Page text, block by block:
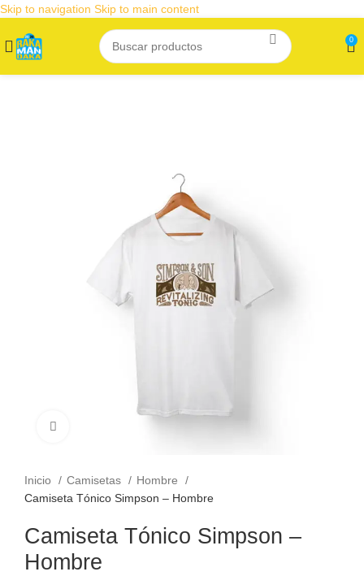
Skip to navigation Skip to main content
0
Inicio Camisetas
Hombre
Camiseta Tónico Simpson – Hombre
Camiseta Tónico Simpson –
Hombre